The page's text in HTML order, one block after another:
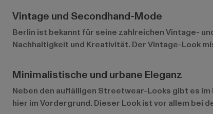
Vintage und Secondhand-Mode
Berlin ist bekannt für seine zahlreichen Vintage-
Nachhaltigkeit und Kreativität. Der Vintage-Look
Minimalistische und urbane Eleganz
Neben den auffälligen Streetwear-Looks gibt es
hier im Vordergrund. Dieser Look ist vor allem bei